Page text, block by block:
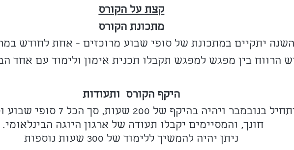
קצת על הקורס
מתכונת הקורס
יתקיים במתכונת של סופי שבוע מרוכזים - אחת לחודש
הרווח בין מפגש למפגש תקבלו תכנית אימון ולימוד עם אחד
היקף הקורס ותעודות
חונך, והמסיימים יקבלו תעודה של ארגון היוגה הבינלאומי.
ניתן יהיה להמשיך ללימוד של 300 שעות נוספות